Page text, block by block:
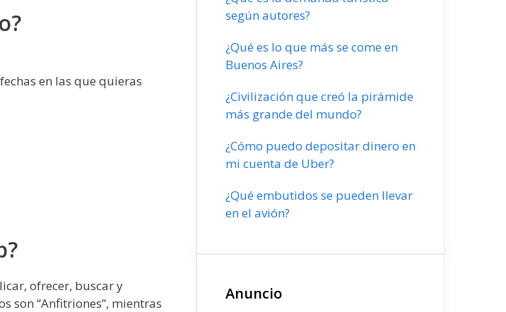
en las que quieras
ofrecer, buscar y
son “Anfitriones”, mientras
según autores?
¿Qué es lo que más se come en
Buenos Aires?
¿Civilización que creó la pirámide
más grande del mundo?
¿Cómo puedo depositar dinero en
mi cuenta de Uber?
¿Qué embutidos se pueden llevar
en el avión?
Anuncio